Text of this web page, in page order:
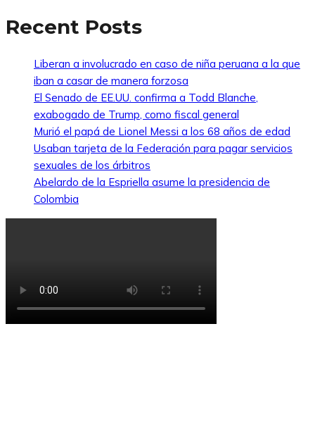
Recent Posts
Liberan a involucrado en caso de niña peruana a la que
iban a casar de manera forzosa
El Senado de EE.UU. confirma a Todd Blanche,
exabogado de Trump, como fiscal general
Murió el papá de Lionel Messi a los 68 años de edad
Usaban tarjeta de la Federación para pagar servicios
sexuales de los árbitros
Abelardo de la Espriella asume la presidencia de
Colombia